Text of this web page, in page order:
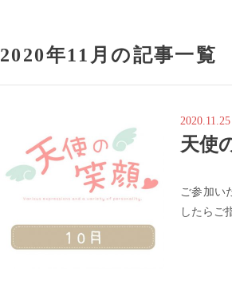
2020年11月の記事一覧
2020.11.25
天使
ご参加い
したらご